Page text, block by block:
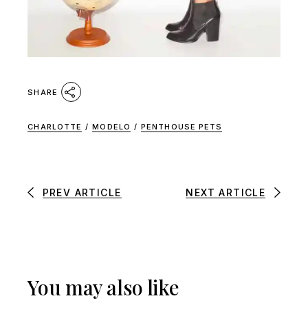
SHARE
CHARLOTTE / MODELO / PENTHOUSE PETS
PREV ARTICLE NEXT ARTICLE
You may also like